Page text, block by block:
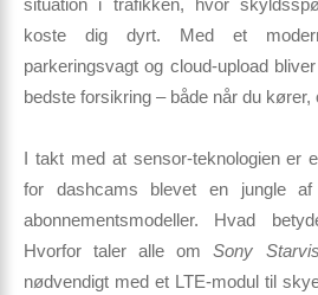
situation i trafikken, hvor
koste dig dyrt. Med et
parkeringsvagt og cloud-upload
bedste forsikring – både når du kører,
I takt med at sensor-teknologien er
for dashcams blevet en jungle
abonnementsmodeller. Hvad
Hvorfor taler alle omSony
nødvendigt med et LTE-modul til